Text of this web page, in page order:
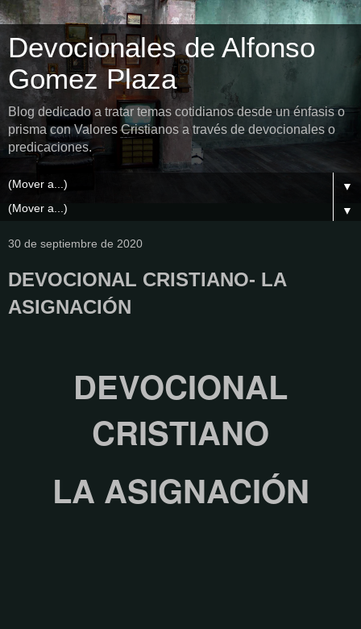
Devocionales de Alfonso
Gomez Plaza
Blog dedicado a tratar temas cotidianos desde un énfasis o
prisma con Valores Cristianos a través de devocionales o
predicaciones.
▼
▼
30 de septiembre de 2020
DEVOCIONAL CRISTIANO- LA
ASIGNACIÓN
DEVOCIONAL
CRISTIANO
LA ASIGNACIÓN